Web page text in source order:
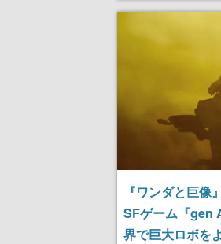
Game Fest Play
『ワンダと巨
SFゲーム『gen
界で巨大ロボを